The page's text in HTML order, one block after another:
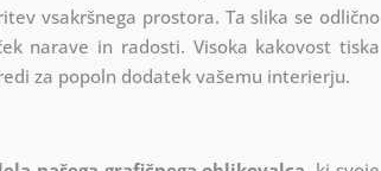
vsakršnega prostora. Ta slika se odlično
narave in radosti. Visoka kakovost tiska
za popoln dodatek vašemu interierju.